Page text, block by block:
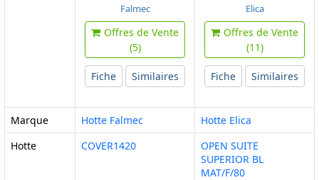
Falmec
Offres de Vente
(5)
Fiche Similaires
Elica
Offres de Vente
(11)
Fiche Similaires
Marque Hotte Falmec
Hotte Elica
Hotte
COVER1420
OPEN SUITE
SUPERIOR BL
MAT/F/80